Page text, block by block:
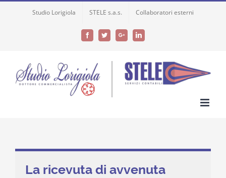
Studio Lorigiola STELE s.a.s. Collaboratori esterni
FacebookTwitterGoogle+LinkedIn
La ricevuta di avvenuta